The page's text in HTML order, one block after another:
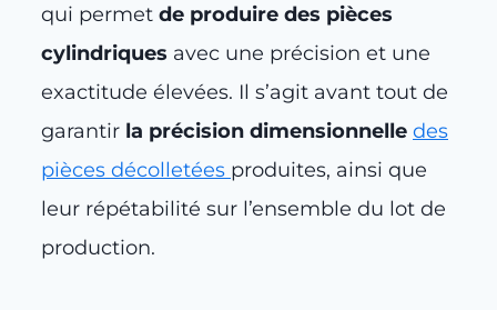
qui permet de produire des pièces
cylindriques avec une précision et une
exactitude élevées. Il s’agit avant tout de
garantir la précision dimensionnelle des
pièces décolletées produites, ainsi que
leur répétabilité sur l’ensemble du lot de
production.